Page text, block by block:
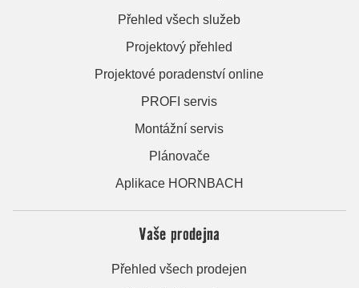
Přehled všech služeb
Projektový přehled
Projektové poradenství online
PROFI servis
Montážní servis
Plánovače
Aplikace HORNBACH
Vaše prodejna
Přehled všech prodejen